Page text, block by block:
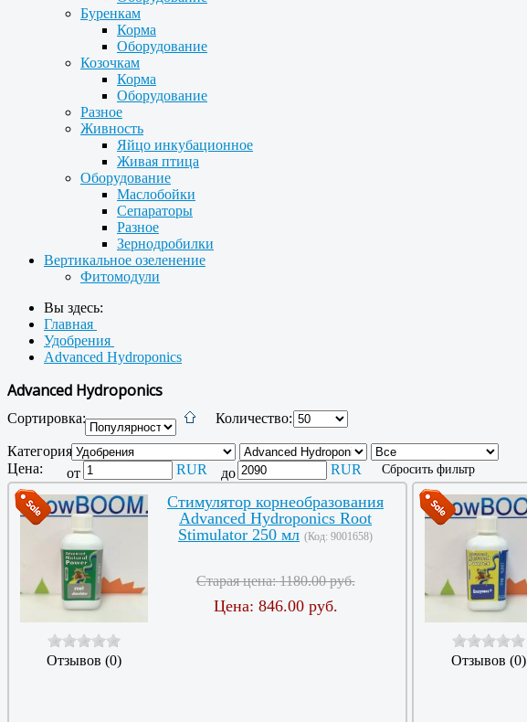
Буренкам
Корма
Оборудование
Козочкам
Корма
Оборудование
Разное
Живность
Яйцо инкубационное
Живая птица
Оборудование
Маслобойки
Сепараторы
Разное
Зернодробилки
Вертикальное озеленение
Фитомодули
Вы здесь:
Главная
Удобрения
Advanced Hydroponics
Advanced Hydroponics
Сортировка: Количество:
Категория:
Цена:
от RUR до RUR Сбросить фильтр
Отзывов (0)
Стимулятор корнеобразования
Advanced Hydroponics Root
Stimulator 250 мл (Код: 9001658)
Старая цена:1180.00 руб.
Цена: 846.00 руб.
Отзывов (0)